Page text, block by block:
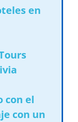
en
con el
con un